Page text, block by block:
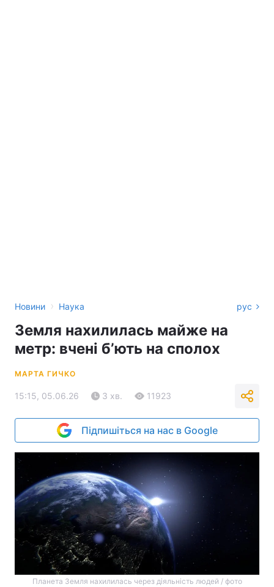
Новини › Наука рус
Земля нахилилась майже на
метр: вчені бʼють на сполох
МАРТА ГИЧКО
15:15, 05.06.26 3 хв. 11923
Підпишіться на нас в Google
Планета Земля нахилилась через діяльність людей / фото